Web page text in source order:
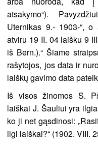
atsakymo“).
Uternikas 9.- 1903-“,
atviru 19 II. 04 laišku 9
iš Bern.).“ Šiame
rašytojos, jos data ir
laiškų gavimo data
Iš visos žinomos S.
laiškai J. Šauliui yra
ko ji net gąsdinosi:
ilgi laiškai?“ (1902. VIII.